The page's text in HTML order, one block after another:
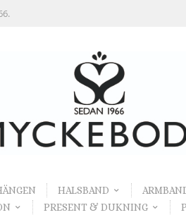
HALSBAND
PRESENT & DUKNING